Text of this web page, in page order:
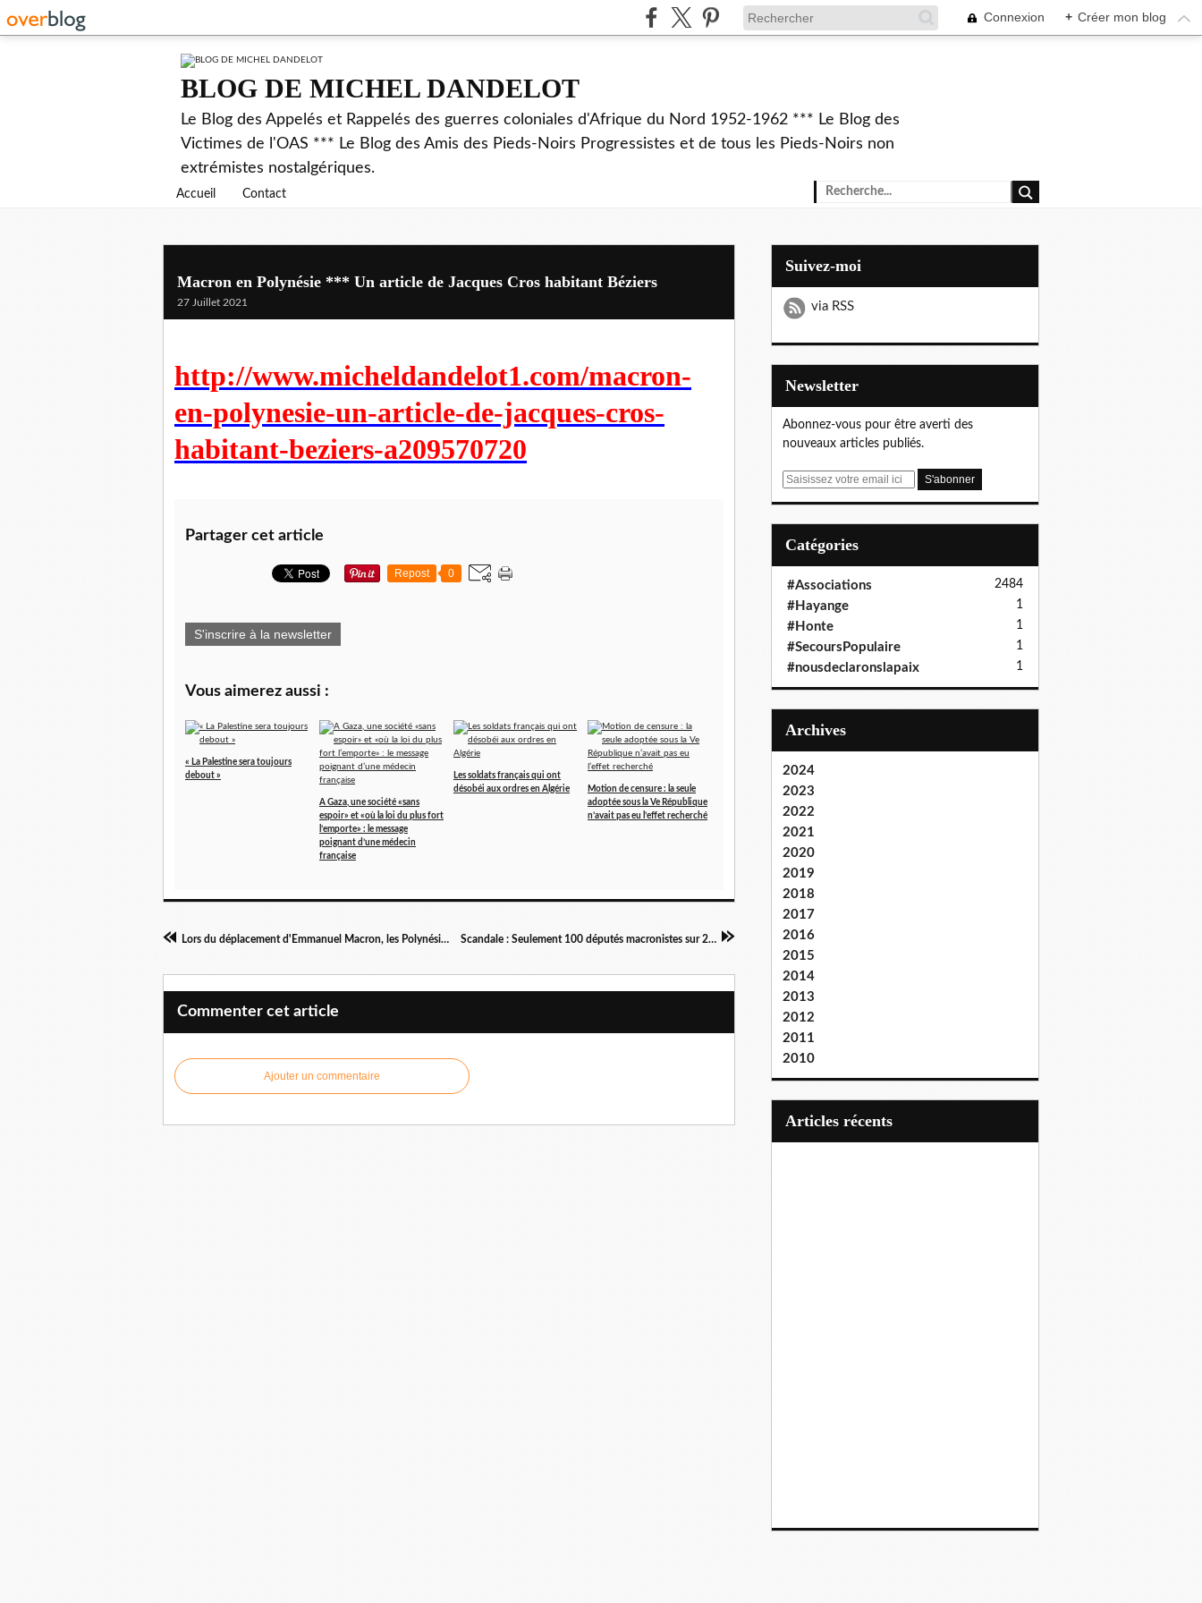
Connexion + Créer mon blog
BLOG DE MICHEL DANDELOT
Le Blog des Appelés et Rappelés des guerres coloniales d'Afrique du Nord 1952-1962 *** Le Blog des
Victimes de l'OAS *** Le Blog des Amis des Pieds-Noirs Progressistes et de tous les Pieds-Noirs non
extrémistes nostalgériques.
Accueil Contact
Macron en Polynésie *** Un article de Jacques Cros habitant Béziers
27 Juillet 2021
http://www.micheldandelot1.com/macron-
en-polynesie-un-article-de-jacques-cros-
habitant-beziers-a209570720
Partager cet article
Repost 0
S'inscrire à la newsletter
Vous aimerez aussi :
« La Palestine sera toujours
debout »
A Gaza, une société «sans
espoir» et «où la loi du plus fort
l’emporte» : le message
poignant d’une médecin
française
Les soldats français qui ont
désobéi aux ordres en Algérie
Motion de censure : la seule
adoptée sous la Ve République
n’avait pas eu l’effet recherché
Lors du déplacement d'Emmanuel Macron, les Polynésiens attendent des annonces sur la question sensible des essais nucléaires menés par la France dans l'archipel, de 1966 à 1996. Scandale : Seulement 100 députés macronistes sur 270 ont voté pour le pass sanitaire… Les absents ne risquent pas de licenciements comme ils le promettent aux soignants…
Commenter cet article
Ajouter un commentaire
Suivez-moi
via RSS
Newsletter
Abonnez-vous pour être averti des
nouveaux articles publiés.
E
Catégories
#Associations 2484
#Hayange 1
#Honte 1
#SecoursPopulaire 1
#nousdeclaronslapaix 1
Archives
2024
2023
2022
2021
2020
2019
2018
2017
2016
2015
2014
2013
2012
2011
2010
articles récents